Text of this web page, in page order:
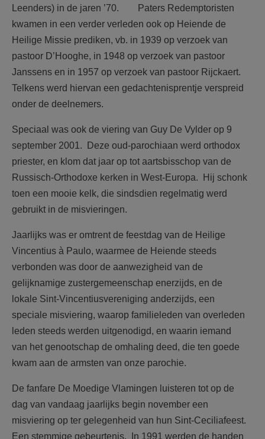
Leenders) in de jaren ’70. Paters Redemptoristen
kwamen in een verder verleden ook op Heiende de
Heilige Missie prediken, vb. in 1939 op verzoek van
pastoor D’Hooghe, in 1948 op verzoek van pastoor
Janssens en in 1957 op verzoek van pastoor Rijckaert.
Telkens werd hiervan een gedachtenisprentje verspreid
onder de deelnemers.
Speciaal was ook de viering van Guy De Vylder op 9
september 2001. Deze oud-parochiaan werd orthodox
priester, en klom dat jaar op tot aartsbisschop van de
Russisch-Orthodoxe kerken in West-Europa. Hij schonk
toen een mooie kelk, die sindsdien regelmatig werd
gebruikt in de misvieringen.
Jaarlijks was er omtrent de feestdag van de Heilige
Vincentius à Paulo, waarmee de Heiende steeds
verbonden was door de aanwezigheid van de
gelijknamige zustergemeenschap enerzijds, en de
lokale Sint-Vincentiusvereniging anderzijds, een
speciale misviering, waarop familieleden van overleden
leden steeds werden uitgenodigd, en waarin iemand
van het genootschap de omhaling deed, die ten goede
kwam aan de armsten van onze parochie.
De fanfare De Moedige Vlamingen luisteren tot op de
dag van vandaag jaarlijks begin november een
misviering op ter gelegenheid van hun Sint-Ceciliafeest.
Een stemmige gebeurtenis. In 1991 werden de handen